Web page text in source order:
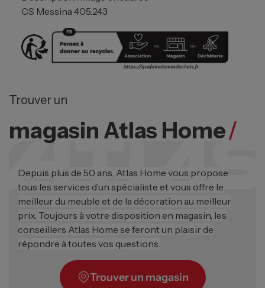
CS Messina 405.243
Trouver un
magasin Atlas Home/
Depuis plus de 50 ans, Atlas Home vous propose
tous les services d’un spécialiste et vous offre le
meilleur du meuble et de la décoration au meilleur
prix. Toujours à votre disposition en magasin, les
conseillers Atlas Home se feront un plaisir de
répondre à toutes vos questions.
Trouver un magasin